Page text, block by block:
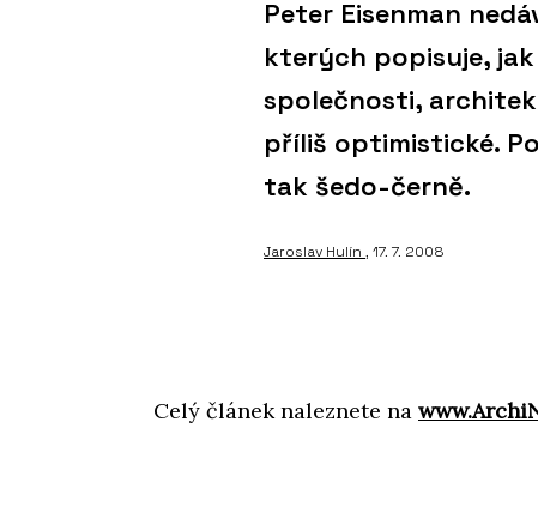
Peter Eisenman
kterých popisuje,
společnosti,
příliš optimistické.
tak šedo-černě.
Jaroslav Hulín , 17. 7. 2008
Celý článek naleznete na